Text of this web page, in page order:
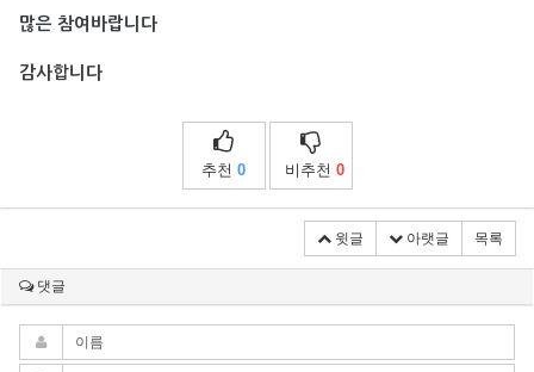
많은 참여바랍니다
감사합니다
추천 0 비추천 0
윗글 아랫글 목록
댓글